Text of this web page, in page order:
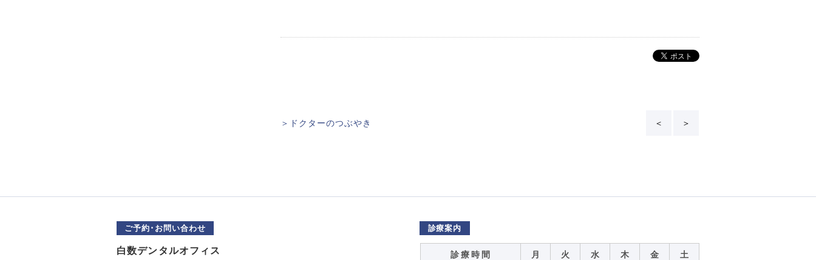
＞ドクターのつぶやき ＜ ＞
ご予約･お問い合わせ
白数デンタルオフィス
診療案内
診 療 時 間 月 火 水 木 金 土